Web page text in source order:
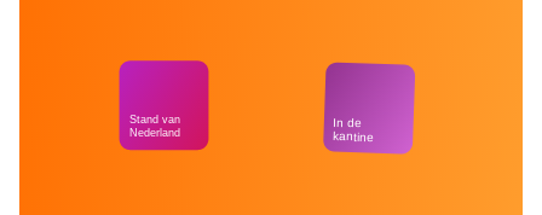
Stand van
Nederland
In de
kantine